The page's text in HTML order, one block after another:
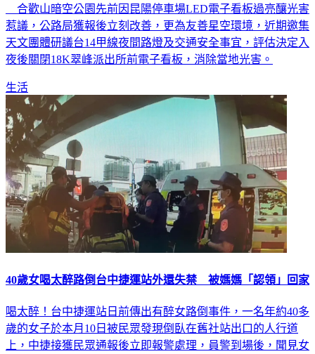
合歡山暗空公園先前因昆陽停車場LED電子看板過亮釀光害
惹議，公路局獲報後立刻改善，更為友善星空環境，近期邀集
天文團體研議台14甲線夜間路燈及交通安全事宜，評估決定入
夜後關閉18K翠峰派出所前電子看板，消除當地光害。
生活
40歲女喝太醉路倒台中捷運站外還失禁 被媽媽「認領」回家
喝太醉！台中捷運站日前傳出有醉女路倒事件，一名年約40多
歲的女子於本月10日被民眾發現倒臥在舊社站出口的人行道
上，中捷接獲民眾通報後立即報警處理，員警到場後，聞見女